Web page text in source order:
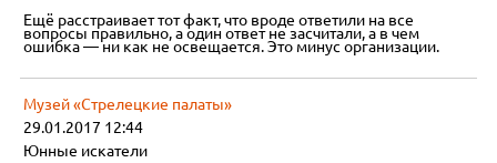
Ещё расстраивает тот факт, что вроде ответили на все
вопросы правильно, а один ответ не засчитали, а в чем
ошибка — ни как не освещается. Это минус организации.
Музей «Стрелецкие палаты»
29.01.2017 12:44
Юнные искатели